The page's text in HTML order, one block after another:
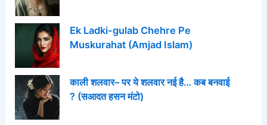
Ek Ladki-gulab Chehre Pe
Muskurahat (Amjad Islam)
काली शलवार– पर ये शलवार नई है… कब बनवाई
? (सआदत हसन मंटो)